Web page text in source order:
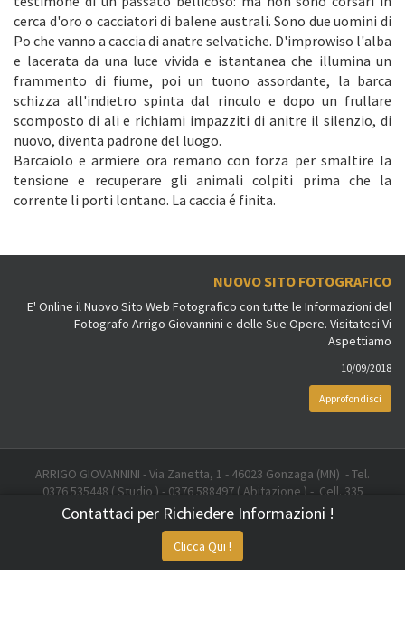
cerca d'oro o cacciatori di balene australi. Sono due uomini di
Po che vanno a caccia di anatre selvatiche. D'improwiso l'alba
e lacerata da una luce vivida e istantanea che illumina un
frammento di fiume, poi un tuono assordante, la barca
schizza all'indietro spinta dal rinculo e dopo un frullare
scomposto di ali e richiami impazziti di anitre il silenzio, di
nuovo, diventa padrone del luogo.
Barcaiolo e armiere ora remano con forza per smaltire la
tensione e recuperare gli animali colpiti prima che la
corrente li porti lontano. La caccia é finita.
NUOVO SITO FOTOGRAFICO
E' Online il Nuovo Sito Web Fotografico con tutte le Informazioni del
Fotografo Arrigo Giovannini e delle Sue Opere. Visitateci Vi
Aspettiamo
10/09/2018
Approfondisci
ARRIGO GIOVANNINI - Via Zanetta, 1 - 46023 Gonzaga (MN) - Tel.
0376 535448 ( Studio ) - 0376 588497 ( Abitazione ) - Cell. 335
6707378 - Email: info@arrigogiovannini.it
Created bySistemi Applicati Sas
Contattaci per Richiedere Informazioni !
Clicca Qui !